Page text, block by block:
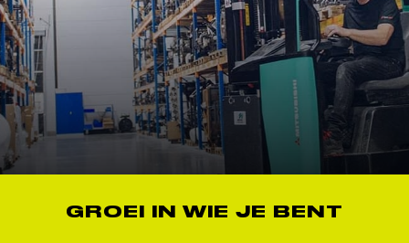
GROEI IN WIE JE BENT